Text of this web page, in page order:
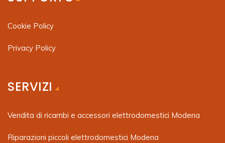
Cookie Policy
Privacy Policy
SERVIZI
Vendita di ricambi e accessori elettrodomestici Modena
Riparazioni piccoli elettrodomestici Modena